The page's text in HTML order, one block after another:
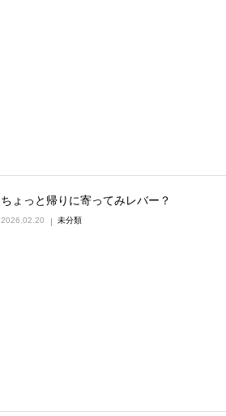
ちょっと帰りに寄ってみレバー？
2026.02.20 未分類